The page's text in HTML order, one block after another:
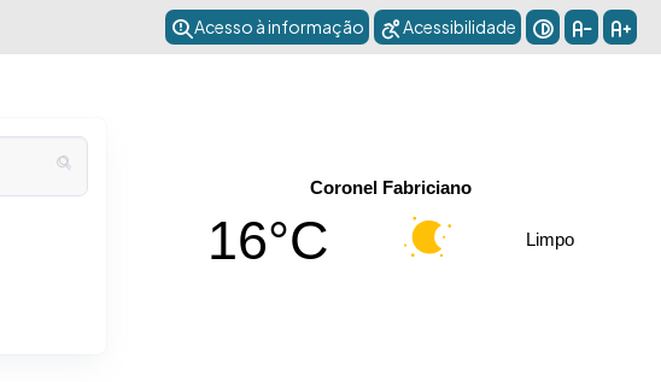
Acesso à informação Acessibilidade
Coronel Fabriciano
16°C Limpo